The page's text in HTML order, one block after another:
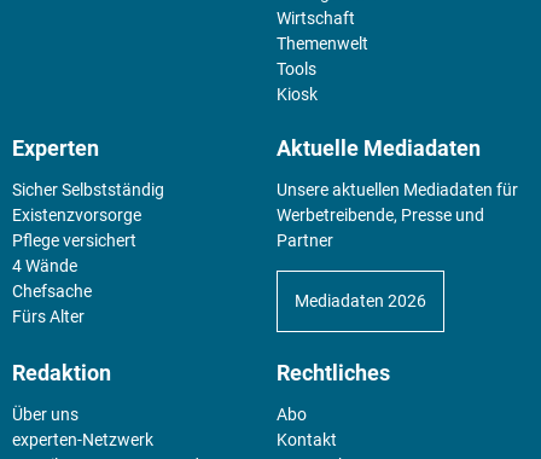
Wirtschaft
Themenwelt
Tools
Kiosk
Experten
Sicher Selbstständig
Existenz­vorsorge
Pflege versichert
4 Wände
Chefsache
Fürs Alter
Aktuelle Mediadaten
Unsere aktuellen Mediadaten für
Werbetreibende, Presse und
Partner
Mediadaten 2026
Redaktion
Über uns
experten-Netzwerk
Rechtliches
Abo
Kontakt